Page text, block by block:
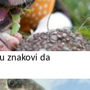
znakovi da